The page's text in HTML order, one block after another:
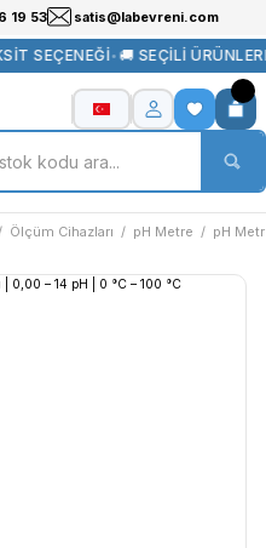
19 53 satis@labevreni.com
SEÇENEĞİ•🚚 SEÇİLİ
Ölçüm Cihazları pH Metre pH